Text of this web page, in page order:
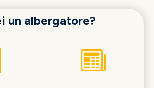
un albergatore?